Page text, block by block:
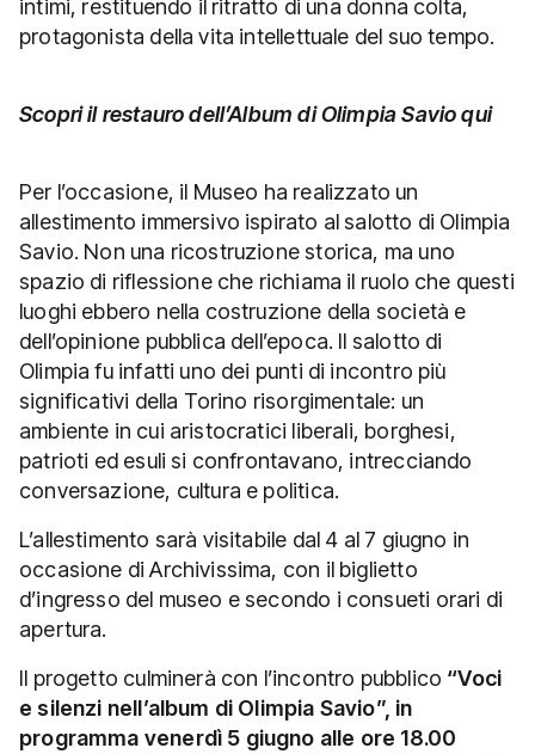
intimi, restituendo il ritratto di una donna colta,
protagonista della vita intellettuale del suo tempo.
Scopri il restauro dell’Album di Olimpia Savio qui
Per l’occasione, il Museo ha realizzato un
allestimento immersivo ispirato al salotto di Olimpia
Savio. Non una ricostruzione storica, ma uno
spazio di riflessione che richiama il ruolo che questi
luoghi ebbero nella costruzione della società e
dell’opinione pubblica dell’epoca. Il salotto di
Olimpia fu infatti uno dei punti di incontro più
significativi della Torino risorgimentale: un
ambiente in cui aristocratici liberali, borghesi,
patrioti ed esuli si confrontavano, intrecciando
conversazione, cultura e politica.
L’allestimento sarà visitabile dal 4 al 7 giugno in
occasione di Archivissima, con il biglietto
d’ingresso del museo e secondo i consueti orari di
apertura.
Il progetto culminerà con l’incontro pubblico “Voci
e silenzi nell’album di Olimpia Savio”, in
programma venerdì 5 giugno alle ore 18.00